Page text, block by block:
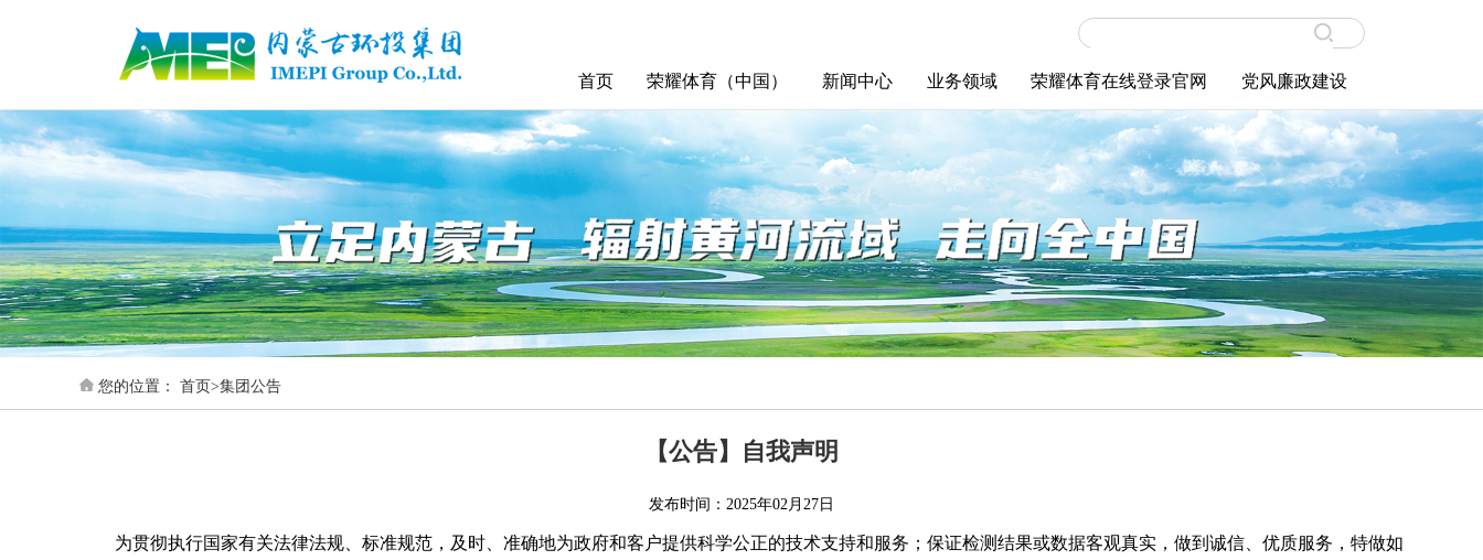
首页 荣耀体育（中国） 新闻中心 业务领域 荣耀体育在线登录官网 党风廉政建设
职工天地 荣耀体育（中国）
您的位置： 首页>集团公告
【公告】自我声明
发布时间：2025年02月27日
为贯彻执行国家有关法律法规、标准规范，及时、准确地为政府和客户提供科学公正的技术支持和服务；保证检测结果或数据客观真实，做到诚信、优质服务，特做如